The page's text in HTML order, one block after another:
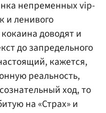
непременных vip-
и ленивого
доводят и
до запредельного
кажется,
реальность,
ход, то
на «Страх» и